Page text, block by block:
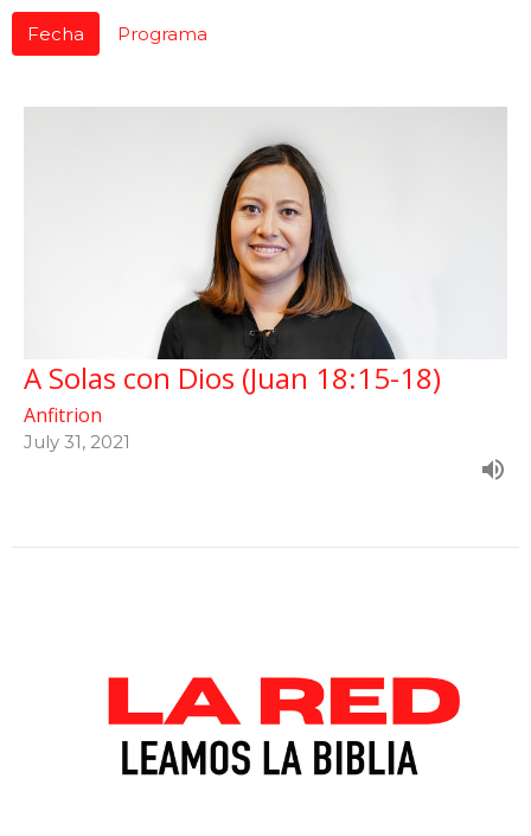
Fecha Programa
A Solas con Dios (Juan 18:15-18)
Anfitrion
July 31, 2021